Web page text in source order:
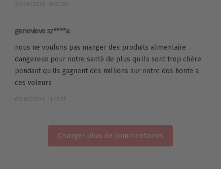
27/06/2021, 16:30:59
genevieve sz****a
nous ne voulons pas manger des produits alimentaire
dangereux pour notre santé de plus qu ils sont trop chère
pendant qu ils gagnent des millions sur notre dos honte a
ces voleurs
05/07/2021, 11:45:25
Charger plus de commentaires